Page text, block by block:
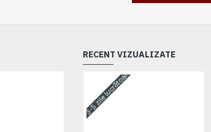
3-5 zile lucrătoare
RECENT VIZUALIZATE
3-5 zile lucrătoare